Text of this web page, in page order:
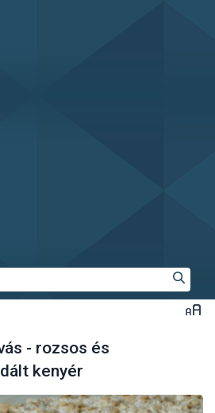
- rozsos és
kenyér